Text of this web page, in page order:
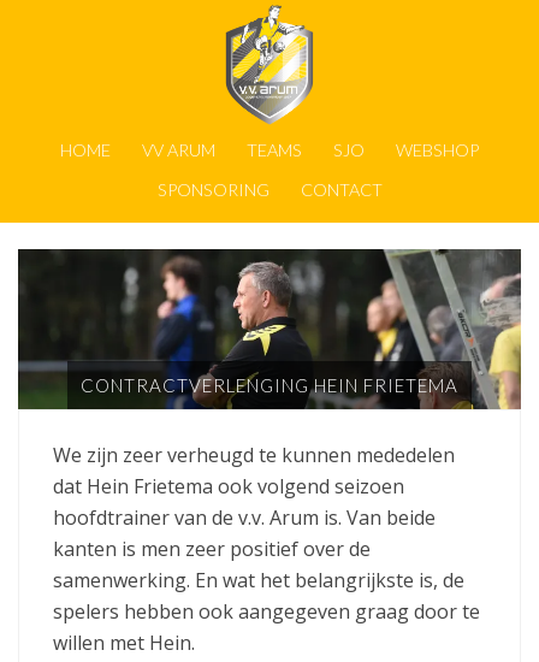
HOME VV ARUM TEAMS SJO
WEBSHOP
SPONSORING
CONTACT
CONTRACTVERLENGING HEIN FRIETEMA
We zijn zeer verheugd te kunnen mededelen
dat Hein Frietema ook volgend seizoen
hoofdtrainer van de v.v. Arum is. Van beide
kanten is men zeer positief over de
samenwerking. En wat het belangrijkste is, de
spelers hebben ook aangegeven graag door te
willen met Hein.